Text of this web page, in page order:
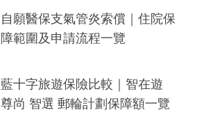
自願醫保支氣管炎索償｜住院保
障範圍及申請流程一覽
藍十字旅遊保險比較｜智在遊
尊尚 智選 郵輪計劃保障額一覽